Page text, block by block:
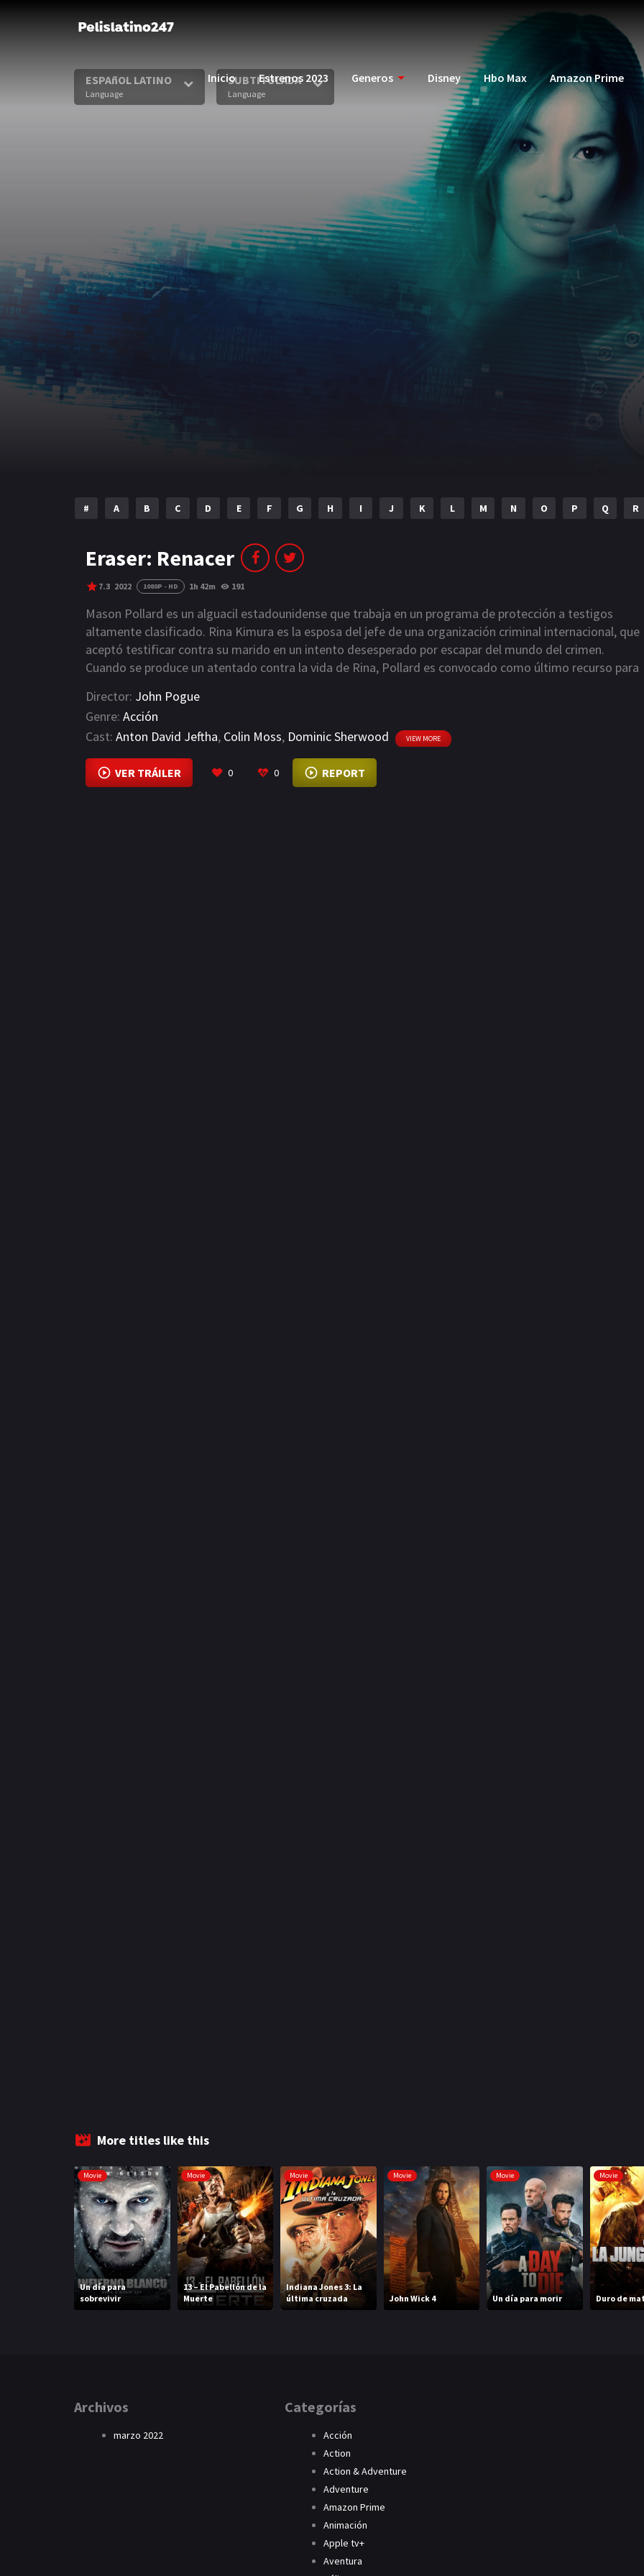
Inicio Estrenos 2023 Generos Disney Hbo Max Amazon Prime
ESPAñOL LATINO
Language
SUBTITULADA
Language
# A B C D E F G H I J K L M N O P Q R
Eraser: Renacer
7.3 2022 1080P - HD 1h 42m 191
Mason Pollard es un alguacil estadounidense que trabaja en un programa de protección a testigos
altamente clasificado. Rina Kimura es la esposa del jefe de una organización criminal internacional, que
aceptó testificar contra su marido en un intento desesperado por escapar del mundo del crimen.
Cuando se produce un atentado contra la vida de Rina, Pollard es convocado como último recurso para
del Cabo, África. Ahora, Pollard debe sobrevivir, mantener con vida a Rina contra todo pronóstico y
detener un complot criminal aún mayor.
Director: John Pogue
Genre: Acción
Cast: Anton David Jeftha, Colin Moss, Dominic Sherwood VIEW MORE
VER TRÁILER 0 0 REPORT
More titles like this
Movie
Un día para
sobrevivir
Movie
13 – El Pabellón de la
Muerte
Movie
Indiana Jones 3: La
última cruzada
Movie
John Wick 4
Movie
Un día para morir
Movie
Duro de
Archivos
marzo 2022
Categorías
Acción
Action
Action & Adventure
Adventure
Amazon Prime
Animación
Apple tv+
Aventura